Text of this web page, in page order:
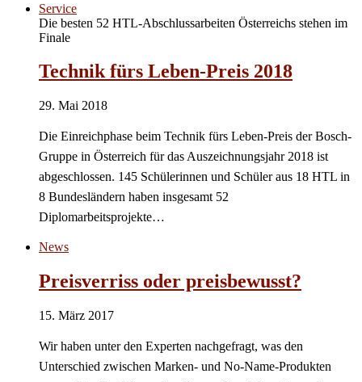
Service
Die besten 52 HTL-Abschlussarbeiten Österreichs stehen im
Finale
Technik fürs Leben-Preis 2018
29. Mai 2018
Die Einreichphase beim Technik fürs Leben-Preis der Bosch-
Gruppe in Österreich für das Auszeichnungsjahr 2018 ist
abgeschlossen. 145 Schülerinnen und Schüler aus 18 HTL in
8 Bundesländern haben insgesamt 52
Diplomarbeitsprojekte…
News
Preisverriss oder preisbewusst?
15. März 2017
Wir haben unter den Experten nachgefragt, was den
Unterschied zwischen Marken- und No-Name-Produkten